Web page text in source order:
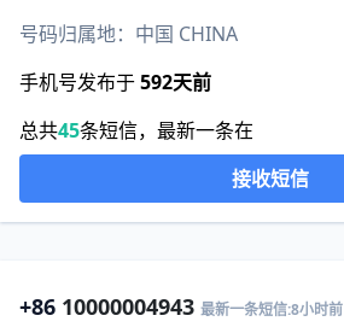
号码归属地：中国 CHINA
手机号发布于592天前
总共45条短信，最新一条在
接收短信
+86 10000004943 最新一条短信:8小时前